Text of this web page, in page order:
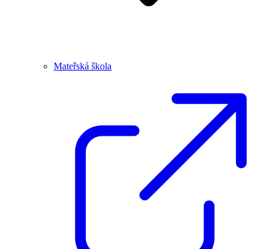
Mateřská škola